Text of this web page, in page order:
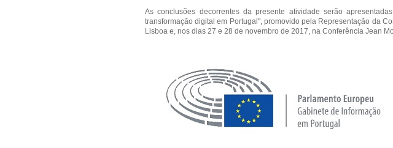
As conclusões decorrentes da presente atividade serão
transformação digital em Portugal", promovido pela Representação da
Lisboa e, nos dias 27 e 28 de novembro de 2017, na Conferência Jean